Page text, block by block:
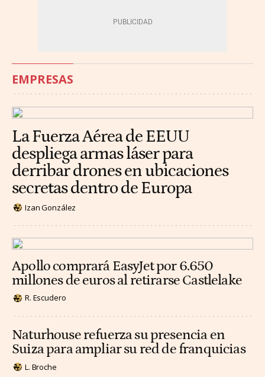
EMPRESAS
La Fuerza Aérea de EEUU
despliega armas láser para
derribar drones en ubicaciones
secretas dentro de Europa
Izan González
Apollo comprará EasyJet por 6.650
millones de euros al retirarse Castlelake
R. Escudero
Naturhouse refuerza su presencia en
Suiza para ampliar su red de franquicias
L. Broche